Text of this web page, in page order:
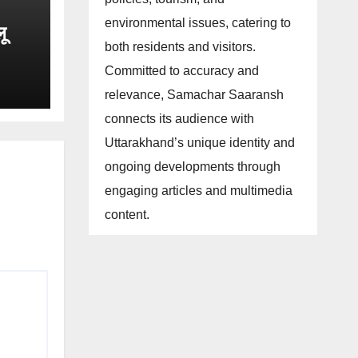
environmental issues, catering to
both residents and visitors.
Committed to accuracy and
relevance, Samachar Saaransh
connects its audience with
Uttarakhand’s unique identity and
ongoing developments through
engaging articles and multimedia
content.